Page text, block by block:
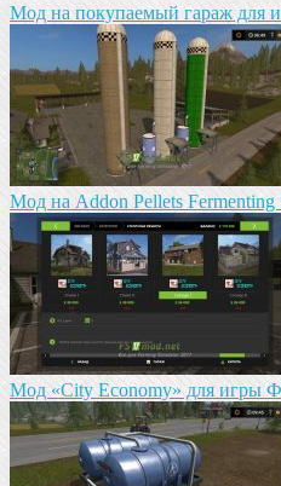
Мод на покупаемый гараж для
Мод на Addon Pellets Fermenting
Мод «City Economy» для игры